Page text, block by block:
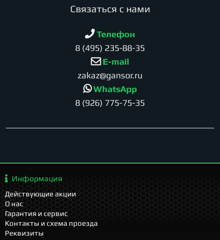
Cвязаться с нами
Телефон
8 (495) 235-88-35
E-mail
zakaz@gansor.ru
WhatsApp
8 (926) 775-75-35
Информация
Действующие акции
О нас
Гарантия и сервис
Контакты и схема проезда
Реквизиты